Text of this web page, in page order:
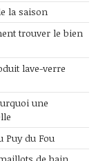
la saison
trouver le bien
lave-verre
une
Puy du Fou